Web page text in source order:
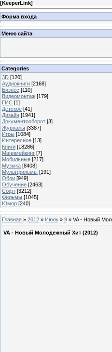
[KeeperLink]
Форма входа
Меню сайта
Categories
3D [120]
Аудиокниги [2168]
Бизнес [110]
Видеомонтаж [179]
ГИС [1]
Детское [41]
Дизайн [1941]
Документооборот [3]
Журналы [3387]
Игры [1084]
Интересное [13]
Книги [18286]
Манимейкинг [7]
Мобильные [217]
Музыка [8408]
Мультфильмы [191]
Обои [949]
Обучение [2463]
Софт [3212]
Фильмы [1045]
Юмор [240]
Главная » 2012 » Июль » 9 » VA - Новый
VA - Новый Молодежный Хит (2012)